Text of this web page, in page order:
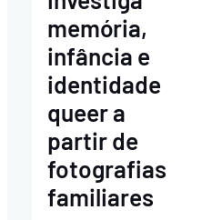
memória,
infância e
identidade
queer a
partir de
fotografias
familiares